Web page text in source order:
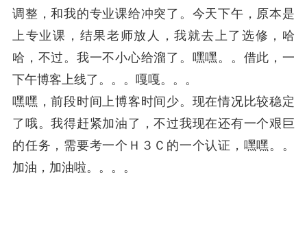
调整，和我的专业课给冲突了。今天下午，原本是
上专业课，结果老师放人，我就去上了选修，哈
哈，不过。我一不小心给溜了。嘿嘿。。借此，一
下午博客上线了。。。嘎嘎。。。
嘿嘿，前段时间上博客时间少。现在情况比较稳定
了哦。我得赶紧加油了，不过我现在还有一个艰巨
的任务，需要考一个Ｈ３Ｃ的一个认证，嘿嘿。。
加油，加油啦。。。。